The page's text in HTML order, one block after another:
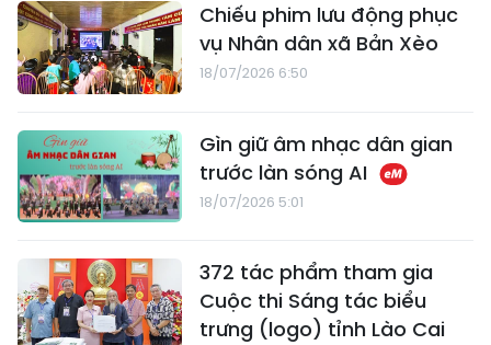
Chiếu phim lưu động phục
vụ Nhân dân xã Bản Xèo
18/07/2026 6:50
Gìn giữ âm nhạc dân gian
trước làn sóng AI
18/07/2026 5:01
372 tác phẩm tham gia
Cuộc thi Sáng tác biểu
trưng (logo) tỉnh Lào Cai